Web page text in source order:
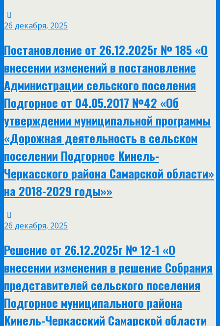
26 декабря, 2025
Постановление от 26.12.2025г № 185 «О
внесении изменений в постановление
Администрации сельского поселения
Подгорное от 04.05.2017 №42 «Об
утверждении муниципальной программы
«Дорожная деятельность в сельском
поселении Подгорное Кинель-
Черкасского района Самарской области»
на 2018-2029 годы»»
26 декабря, 2025
Решение от 26.12.2025г № 12-1 «О
внесении изменения в решение Собрания
представителей сельского поселения
Подгорное муниципального района
Кинель-Черкасский Самарской области